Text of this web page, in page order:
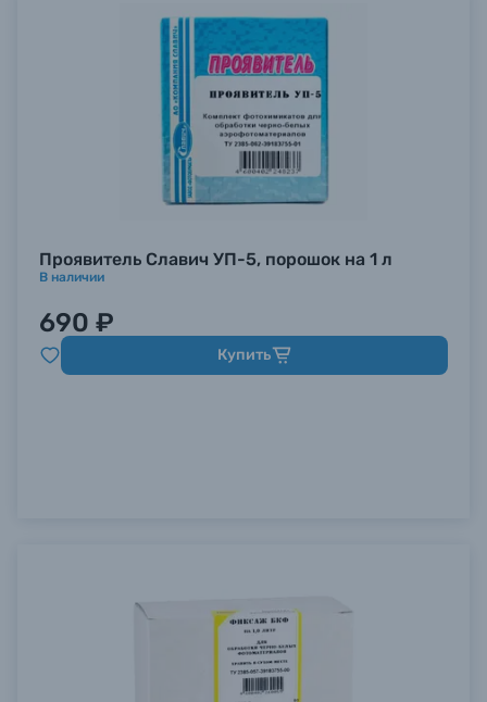
Проявитель Славич УП-5, порошок на 1 л
В наличии
690 ₽
Купить